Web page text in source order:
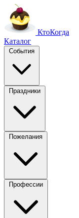
КтоКогда
Каталог
События
Праздники
Пожелания
Профессии